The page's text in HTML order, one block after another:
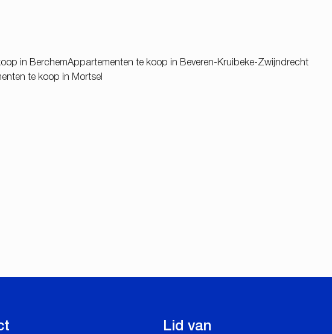
in BerchemAppartementen te koop in Beveren-Kruibeke-Zwijndrecht
te koop in Mortsel
Lid van